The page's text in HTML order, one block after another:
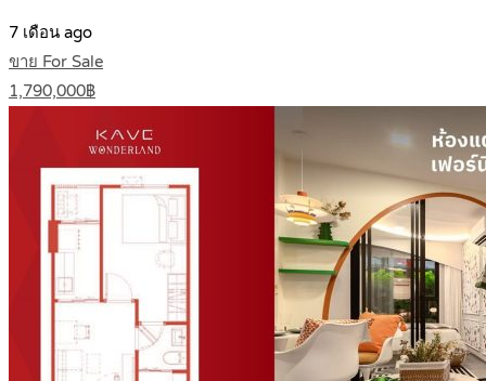
7 เดือน ago
ขาย For Sale
1,790,000฿